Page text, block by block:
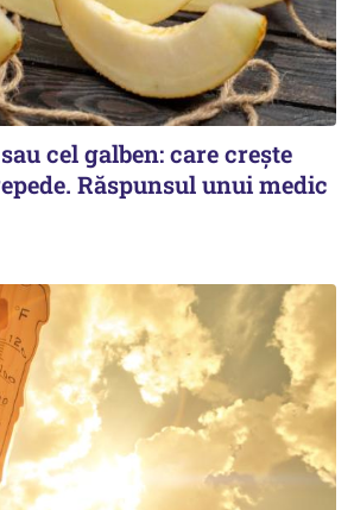
cel galben: care crește
Răspunsul unui medic